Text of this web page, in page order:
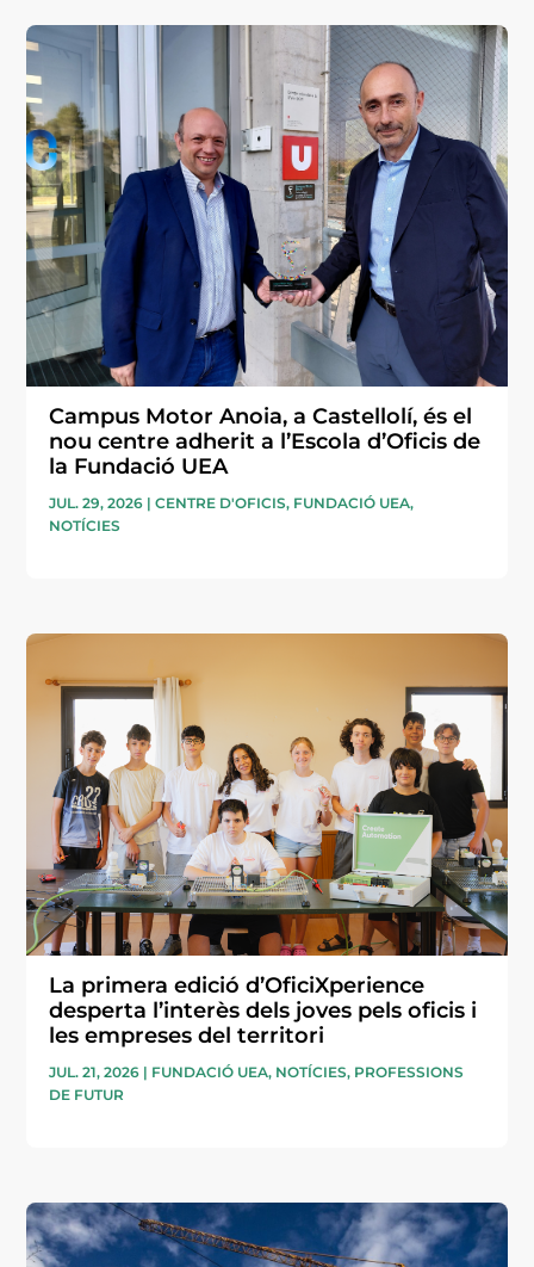
Campus Motor Anoia, a Castellolí, és el
nou centre adherit a l’Escola d’Oficis de
la Fundació UEA
JUL. 29, 2026 |CENTRE D'OFICIS, FUNDACIÓ UEA,
NOTÍCIES
La primera edició d’OficiXperience
desperta l’interès dels joves pels oficis i
les empreses del territori
JUL. 21, 2026 | FUNDACIÓ UEA, NOTÍCIES, PROFESSIONS
DE FUTUR